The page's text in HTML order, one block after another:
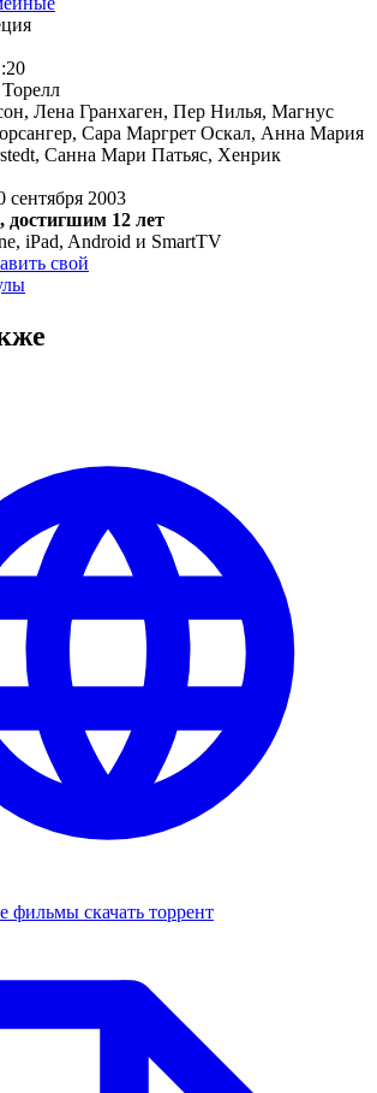
Лена Гранхаген, Пер Нилья, Магнус
Сара Маргрет Оскал, Анна Мария
Санна Мари Патьяс, Хенрик
сентября 2003
достигшим 12 лет
iPad, Android и SmartTV
свой
фильмы скачать торрент